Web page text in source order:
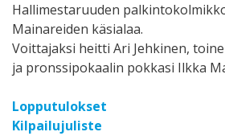
Hallimestaruuden
Mainareiden käsialaa.
Voittajaksi heitti Ari Jehkinen,
ja pronssipokaalin pokkasi Ilkka
Lopputulokset
Kilpailujuliste